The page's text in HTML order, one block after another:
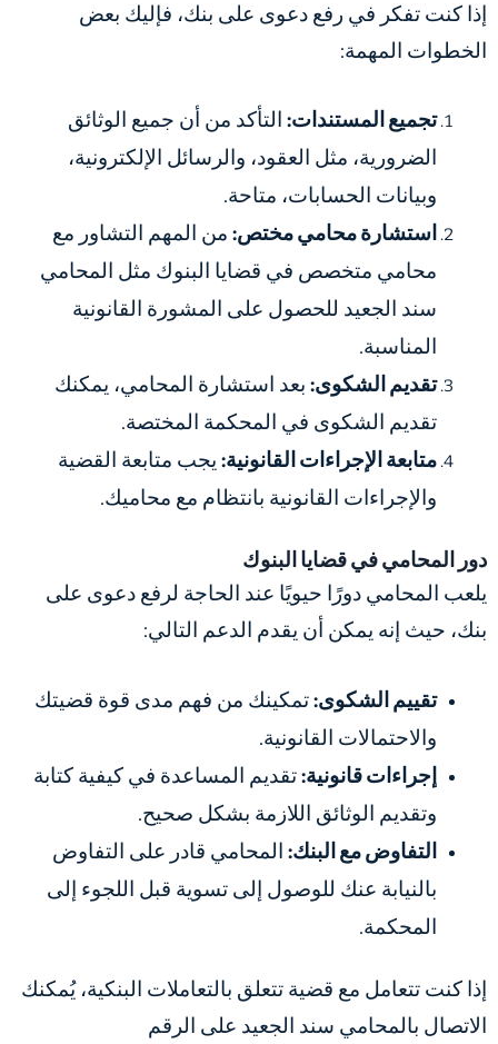
إذا كنت تفكر في رفع دعوى على بنك، فإليك بعض
الخطوات المهمة:
تجميع المستندات: التأكد من أن جميع الوثائق
الضرورية، مثل العقود، والرسائل الإلكترونية،
وبيانات الحسابات، متاحة.
استشارة محامي مختص: من المهم التشاور مع
محامي متخصص في قضايا البنوك مثل المحامي
سند الجعيد للحصول على المشورة القانونية
المناسبة.
تقديم الشكوى: بعد استشارة المحامي، يمكنك
تقديم الشكوى في المحكمة المختصة.
متابعة الإجراءات القانونية: يجب متابعة القضية
والإجراءات القانونية بانتظام مع محاميك.
دور المحامي في قضايا البنوك
يلعب المحامي دورًا حيويًا عند الحاجة لرفع دعوى على
بنك، حيث إنه يمكن أن يقدم الدعم التالي:
تقييم الشكوى:تمكينك من فهم مدى قوة قضيتك
والاحتمالات القانونية.
إجراءات قانونية:تقديم المساعدة في كيفية كتابة
وتقديم الوثائق اللازمة بشكل صحيح.
التفاوض مع البنك: المحامي قادر على التفاوض
بالنيابة عنك للوصول إلى تسوية قبل اللجوء إلى
المحكمة.
إذا كنت تتعامل مع قضية تتعلق بالتعاملات البنكية، يُمكنك
الاتصال بالمحامي سند الجعيد على الرقم